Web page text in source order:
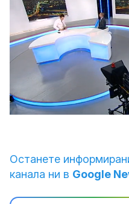
Unmute Loaded
Останете
канала ни в Google